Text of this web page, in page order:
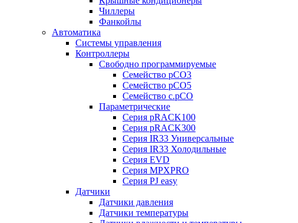
Чиллеры
Фанкойлы
Автоматика
Системы управления
Контроллеры
Свободно программируемые
Семейство pCO3
Семейство pCO5
Семейство c.pCO
Параметрические
Серия pRACK100
Серия pRACK300
Серия IR33 Универсальные
Серия IR33 Холодильные
Серия EVD
Серия MPXPRO
Серия PJ easy
Датчики
Датчики давления
Датчики температуры